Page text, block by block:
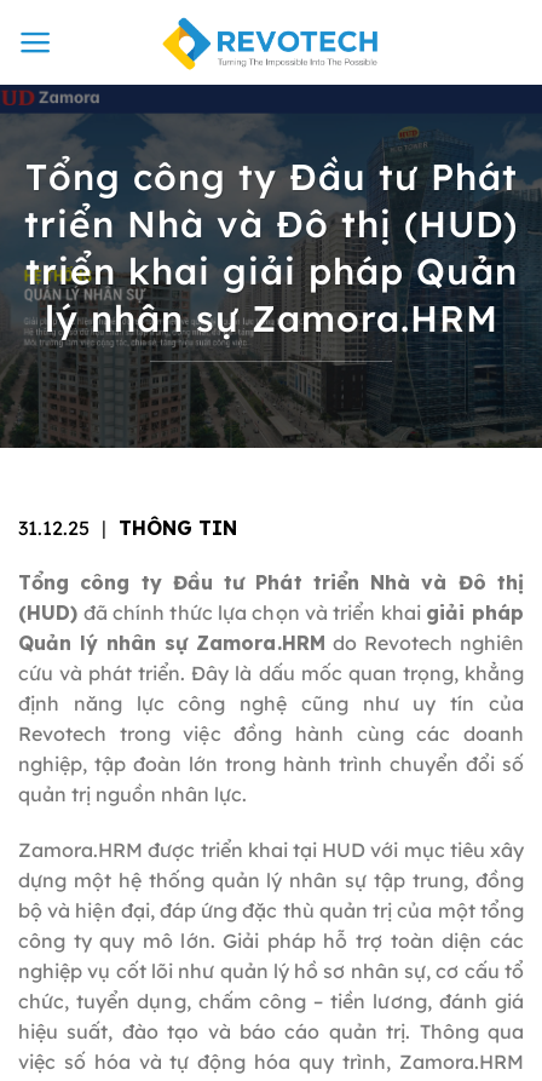
đến
dung
Tổng công ty Đầu tư Phát
triển Nhà và Đô thị (HUD)
triển khai giải pháp Quản
lý nhân sự Zamora.HRM
31.12.25 | THÔNG TIN
Tổng công ty Đầu tư Phát triển Nhà và Đô thị
(HUD) đã chính thức lựa chọn và triển khai giải pháp
Quản lý nhân sự Zamora.HRM do Revotech nghiên
cứu và phát triển. Đây là dấu mốc quan trọng, khẳng
định năng lực công nghệ cũng như uy tín của
Revotech trong việc đồng hành cùng các doanh
nghiệp, tập đoàn lớn trong hành trình chuyển đổi số
quản trị nguồn nhân lực.
Zamora.HRM được triển khai tại HUD với mục tiêu xây
dựng một hệ thống quản lý nhân sự tập trung, đồng
bộ và hiện đại, đáp ứng đặc thù quản trị của một tổng
công ty quy mô lớn. Giải pháp hỗ trợ toàn diện các
nghiệp vụ cốt lõi như quản lý hồ sơ nhân sự, cơ cấu tổ
chức, tuyển dụng, chấm công – tiền lương, đánh giá
hiệu suất, đào tạo và báo cáo quản trị. Thông qua
việc số hóa và tự động hóa quy trình, Zamora.HRM